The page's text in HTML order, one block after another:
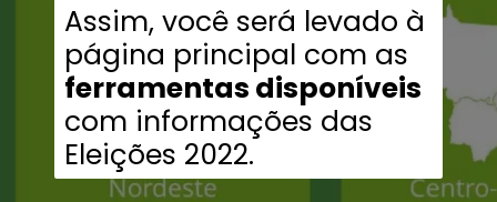
Assim, você será levado à
página principal com as
ferramentas disponíveis
com informações das
Eleições 2022.